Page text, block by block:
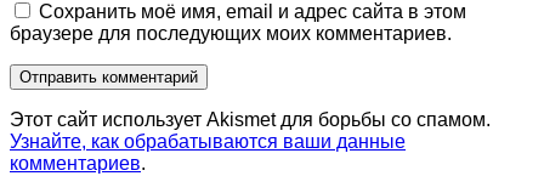
Сохранить моё имя, email и адрес сайта в этом
браузере для последующих моих комментариев.
Этот сайт использует Akismet для борьбы со спамом.
Узнайте, как обрабатываются ваши данные
комментариев.